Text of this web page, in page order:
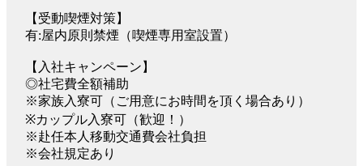
【受動喫煙対策】
有:屋内原則禁煙（喫煙専用室設置）
【入社キャンペーン】
◎社宅費全額補助
※家族入寮可（ご用意にお時間を頂く場合あり）
※カップル入寮可（歓迎！）
※赴任本人移動交通費会社負担
※会社規定あり